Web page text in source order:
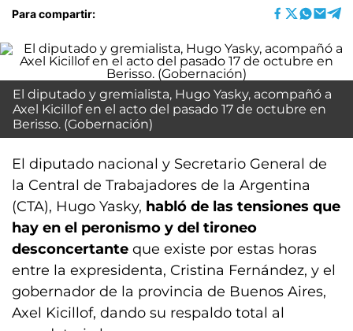
Para compartir:
El diputado y gremialista, Hugo Yasky, acompañó a
Axel Kicillof en el acto del pasado 17 de octubre en
Berisso. (Gobernación)
El diputado nacional y Secretario General de
la Central de Trabajadores de la Argentina
(CTA), Hugo Yasky, habló de las tensiones que
hay en el peronismo y del tironeo
desconcertante que existe por estas horas
entre la expresidenta, Cristina Fernández, y el
gobernador de la provincia de Buenos Aires,
Axel Kicillof, dando su respaldo total al